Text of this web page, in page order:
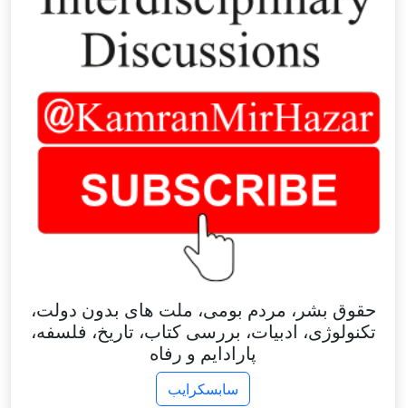
حقوق بشر، مردم بومی، ملت های بدون دولت،
تکنولوژی، ادبیات، بررسی کتاب، تاریخ، فلسفه،
پارادایم و رفاه
سابسکرایب